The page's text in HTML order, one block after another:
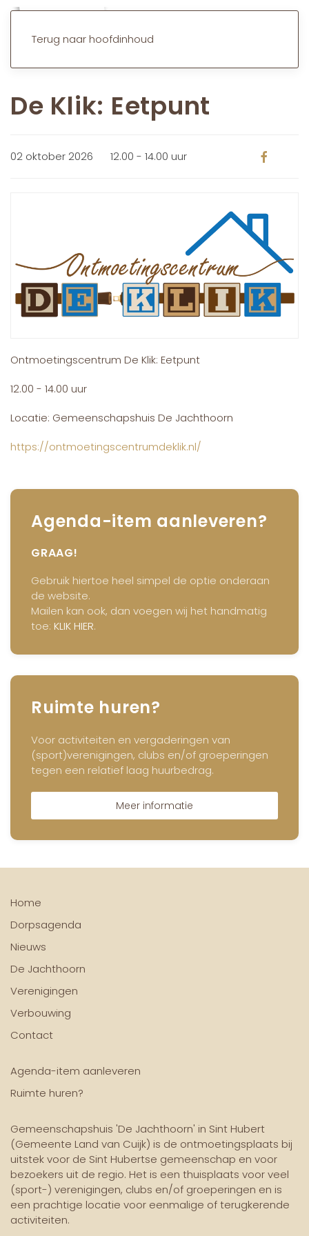
Terug naar hoofdinhoud
De Klik: Eetpunt
02 oktober 2026 12.00 - 14.00 uur
Ontmoetingscentrum De Klik: Eetpunt
12.00 - 14.00 uur
Locatie: Gemeenschapshuis De Jachthoorn
https://ontmoetingscentrumdeklik.nl/
Agenda-item aanleveren?
GRAAG!
Gebruik hiertoe heel simpel de optie onderaan
de website.
Mailen kan ook, dan voegen wij het handmatig
toe: KLIK HIER.
Ruimte huren?
Voor activiteiten en vergaderingen van
(sport)verenigingen, clubs en/of groeperingen
tegen een relatief laag huurbedrag.
Meer informatie
Home
Dorpsagenda
Nieuws
De Jachthoorn
Verenigingen
Verbouwing
Contact
Agenda-item aanleveren
Ruimte huren?
Gemeenschapshuis 'De Jachthoorn' in Sint Hubert
(Gemeente Land van Cuijk) is de ontmoetingsplaats bij
uitstek voor de Sint Hubertse gemeenschap en voor
bezoekers uit de regio. Het is een thuisplaats voor veel
(sport-) verenigingen, clubs en/of groeperingen en is
een prachtige locatie voor eenmalige of terugkerende
activiteiten.